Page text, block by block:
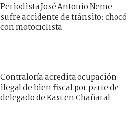
Periodista José Antonio Neme
sufre accidente de tránsito: chocó
con motociclista
Contraloría acredita ocupación
ilegal de bien fiscal por parte de
delegado de Kast en Chañaral